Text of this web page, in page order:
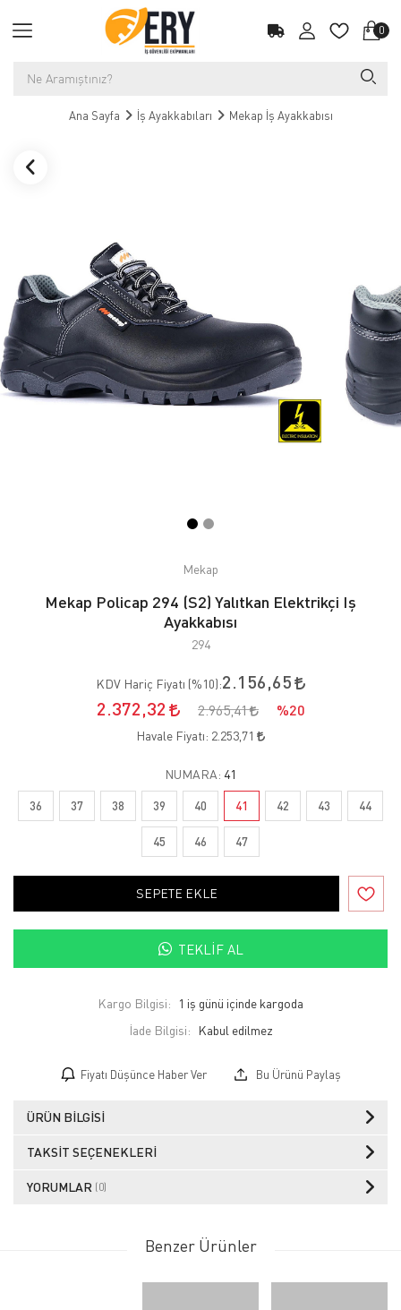
0
Ana Sayfa İş Ayakkabıları Mekap İş Ayakkabısı
Mekap
Mekap Policap 294 (S2) Yalıtkan Elektrikçi Iş
Ayakkabısı
294
KDV Hariç Fiyatı (%10):2.156,65
2.372,32
2.965,41 %20
Havale Fiyatı: 2.253,71
NUMARA: 41
36 37 38 39 40 41 42 43 44
45 46 47
SEPETE EKLE
TEKLIF AL
Kargo Bilgisi:
1 iş günü içinde kargoda
İade Bilgisi:
Fiyatı Düşünce Haber Ver Bu Ürünü Paylaş
ÜRÜN BILGISI
TAKSIT SEÇENEKLERI
YORUMLAR (0)
Benzer Ürünler